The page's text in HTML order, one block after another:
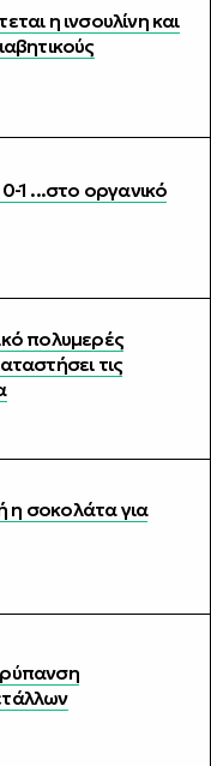
η ινσουλίνη και
1 ...στο οργανικό
πολυμερές
τις
η σοκολάτα για